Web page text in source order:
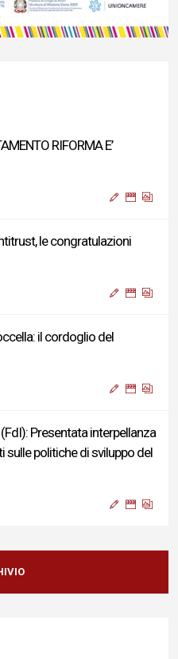
RIFORMA E’
le congratulazioni
il cordoglio del
Presentata interpellanza
politiche di sviluppo del
cordoglio e vicinanza al
temporanee alla